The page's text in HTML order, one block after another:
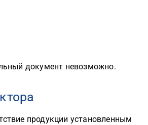
документ невозможно.
продукции установленным